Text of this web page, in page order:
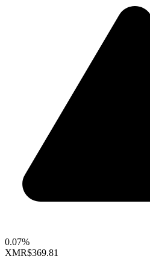
0.07%
XMR$369.81